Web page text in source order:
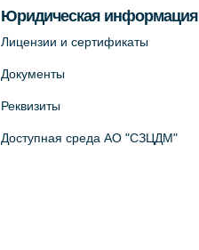
Юридическая информация
Лицензии и сертификаты
Документы
Реквизиты
Доступная среда АО "СЗЦДМ"